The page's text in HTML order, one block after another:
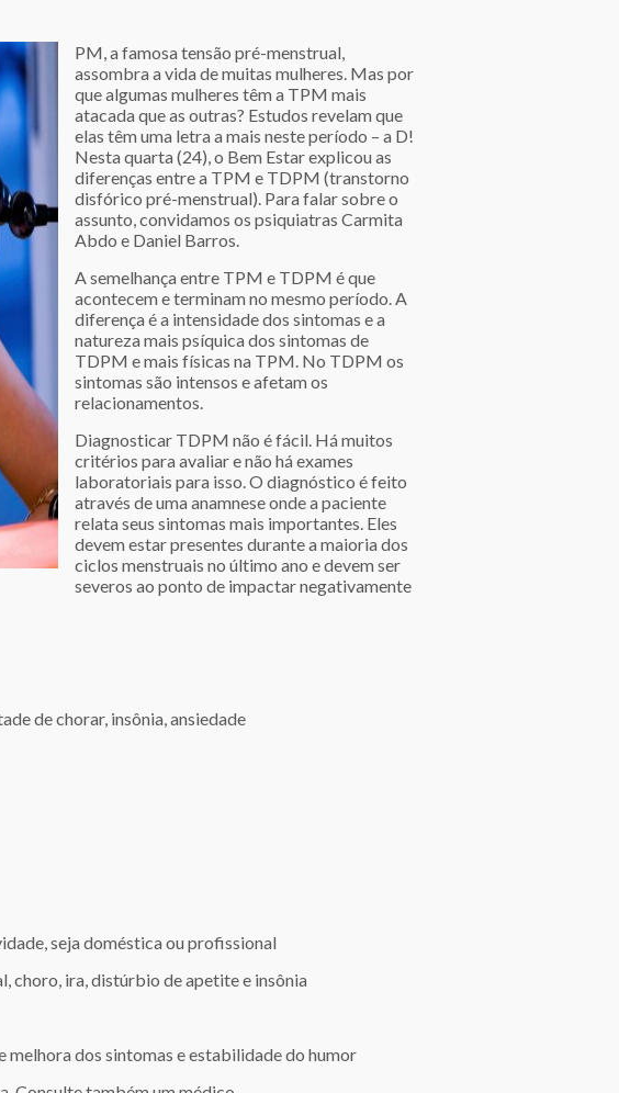
PM, a famosa tensão pré-menstrual,
assombra a vida de muitas mulheres. Mas por
que algumas mulheres têm a TPM mais
atacada que as outras? Estudos revelam que
elas têm uma letra a mais neste período – a D!
Nesta quarta (24), o Bem Estar explicou as
diferenças entre a TPM e TDPM (transtorno
disfórico pré-menstrual). Para falar sobre o
assunto, convidamos os psiquiatras Carmita
Abdo e Daniel Barros.
A semelhança entre TPM e TDPM é que
acontecem e terminam no mesmo período. A
diferença é a intensidade dos sintomas e a
natureza mais psíquica dos sintomas de
TDPM e mais físicas na TPM. No TDPM os
sintomas são intensos e afetam os
relacionamentos.
Diagnosticar TDPM não é fácil. Há muitos
critérios para avaliar e não há exames
laboratoriais para isso. O diagnóstico é feito
através de uma anamnese onde a paciente
relata seus sintomas mais importantes. Eles
devem estar presentes durante a maioria dos
ciclos menstruais no último ano e devem ser
severos ao ponto de impactar negativamente
de chorar, insônia, ansiedade
seja doméstica ou profissional
choro, ira, distúrbio de apetite e insônia
dos sintomas e estabilidade do humor